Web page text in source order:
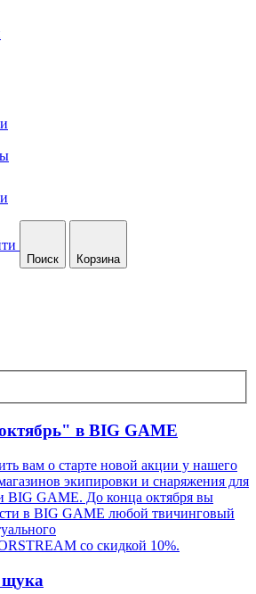
Поиск Корзина
в BIG GAME
вам о старте новой акции у нашего
экипировки и снаряжения для
BIG GAME. До конца октября вы
в BIG GAME любой твичинговый
со скидкой 10%.
щука